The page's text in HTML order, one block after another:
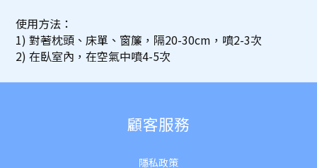
使用方法：
1) 對著枕頭、床單、窗簾，隔20-30cm，噴2-3次
2) 在臥室內，在空氣中噴4-5次
顧客服務
隱私政策